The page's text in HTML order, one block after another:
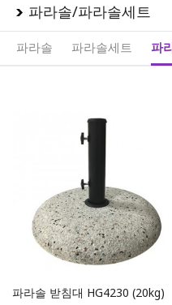
파라솔/파라솔세트
파라솔 파라솔세트 파
파라솔 받침대 HG4230 (20kg)